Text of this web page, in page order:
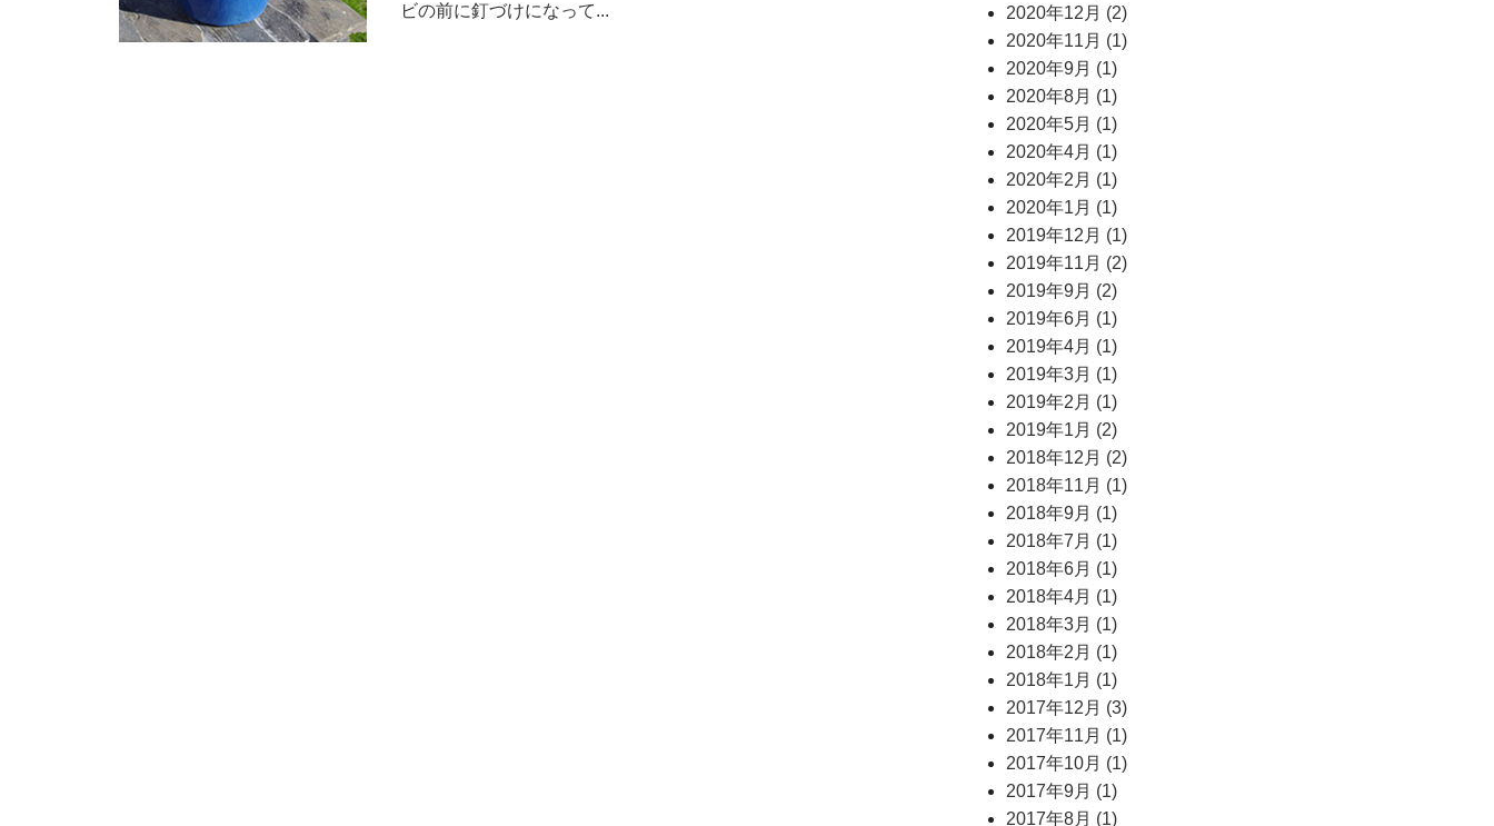
ビの前に釘づけになって...
2020年12月 (2)
2020年11月 (1)
2020年9月 (1)
2020年8月 (1)
2020年5月 (1)
2020年4月 (1)
2020年2月 (1)
2020年1月 (1)
2019年12月 (1)
2019年11月 (2)
2019年9月 (2)
2019年6月 (1)
2019年4月 (1)
2019年3月 (1)
2019年2月 (1)
2019年1月 (2)
2018年12月 (2)
2018年11月 (1)
2018年9月 (1)
2018年7月 (1)
2018年6月 (1)
2018年4月 (1)
2018年3月 (1)
2018年2月 (1)
2018年1月 (1)
2017年12月 (3)
2017年11月 (1)
2017年10月 (1)
2017年9月 (1)
2017年8月 (1)